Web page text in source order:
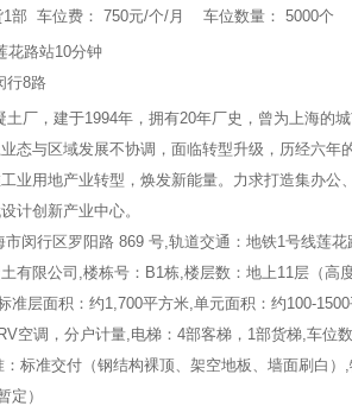
1部 车位费： 750元/个/月 车位数量： 5000个
花路站10分钟
行8路
土厂，建于1994年，拥有20年厂史，曾为上海的
态与区域发展不协调，面临转型升级，历经六年
业用地产业转型，焕发新能量。力求打造集办公
计创新产业中心。
闵行区罗阳路 869 号,轨道交通：地铁1号线莲
有限公司,楼栋号：B1栋,楼层数：地上11层（高
准层面积：约1,700平方米,单元面积：约100-
空调，分户计量,电梯：4部客梯，1部货梯,车位
标准交付（钢结构裸顶、架空地板、墙面刷白
定）